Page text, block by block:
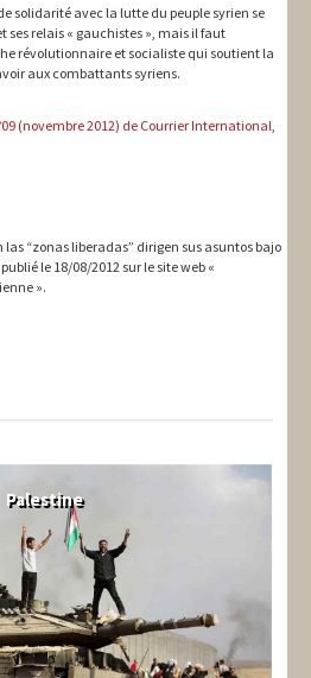
solidarité avec la lutte du peuple syrien se
relais « gauchistes », mais il faut
révolutionnaire et socialiste qui soutient la
aux combattants syriens.
(novembre 2012) de Courrier International,
las “zonas liberadas” dirigen sus asuntos bajo
le 18/08/2012 sur le site web «
».
Palestine